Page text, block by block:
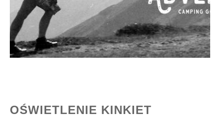
OŚWIETLENIE KINKIET